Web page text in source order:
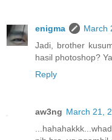
enigma
March
Jadi, brother
hasil photoshop?
Reply
aw3ng March 21,